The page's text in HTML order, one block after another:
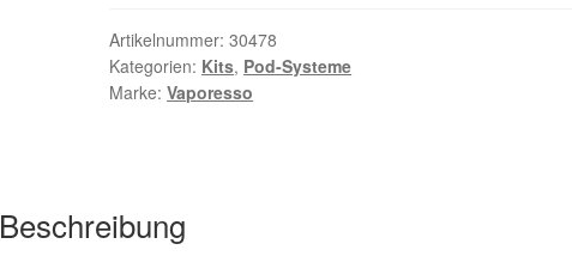
Artikelnummer:30478
Kategorien: Kits, Pod-Systeme
Marke:Vaporesso
Beschreibung